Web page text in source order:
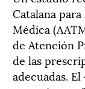
Catalana
Médica
de Atención
de las
adecuadas.